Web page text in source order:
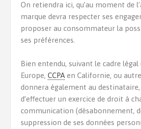
On retiendra ici, qu’au moment de
marque devra respecter ses
proposer au consommateur la
ses préférences.
Bien entendu, suivant le cadre légal
Europe,CCPA en Californie, ou
donnera également au
d’effectuer un exercice de droit à
communication (désabonnement,
suppression de ses données